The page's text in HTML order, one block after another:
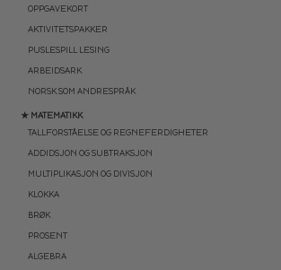
OPPGAVEKORT
AKTIVITETSPAKKER
PUSLESPILL LESING
ARBEIDSARK
NORSK SOM ANDRESPRÅK
★ MATEMATIKK
TALLFORSTÅELSE OG REGNEFERDIGHETER
ADDIDSJON OG SUBTRAKSJON
MULTIPLIKASJON OG DIVISJON
KLOKKA
BRØK
PROSENT
ALGEBRA